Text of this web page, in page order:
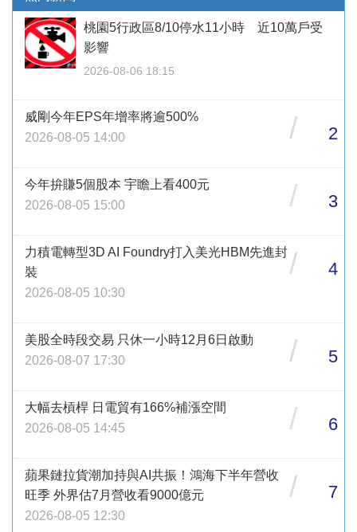
桃園5行政區8/10停水11小時 近10萬戶受
影響
2026-08-06 18:15
威剛今年EPS年增率將逾500%
2026-08-05 14:00
/ 2
今年拚賺5個股本 宇瞻上看400元
2026-08-05 15:00
/ 3
力積電轉型3D AI Foundry打入美光HBM先進封
裝
2026-08-05 10:30
/ 4
美股全時段交易 只休一小時12月6日啟動
2026-08-07 17:30
/ 5
大幅去槓桿 日電貿有166%補漲空間
2026-08-05 14:45
/ 6
蘋果鏈拉貨潮加持與AI共振！鴻海下半年營收
旺季 外界估7月營收看9000億元
2026-08-05 12:30
/ 7